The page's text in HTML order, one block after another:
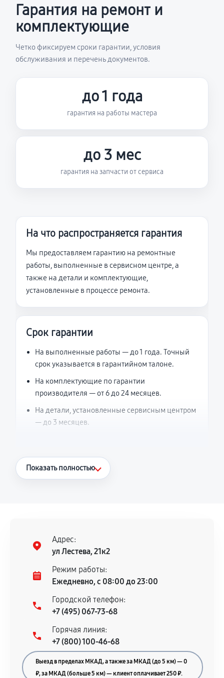
Гарантия на ремонт и
комплектующие
Четко фиксируем сроки гарантии, условия
обслуживания и перечень документов.
до 1 года
гарантия на работы мастера
до 3 мес
гарантия на запчасти от сервиса
На что распространяется гарантия
Мы предоставляем гарантию на ремонтные
работы, выполненные в сервисном центре, а
также на детали и комплектующие,
установленные в процессе ремонта.
Срок гарантии
На выполненные работы — до 1 года. Точный
срок указывается в гарантийном талоне.
На комплектующие по гарантии
производителя — от 6 до 24 месяцев.
На детали, установленные сервисным центром
— до 3 месяцев.
Что считается гарантийным случаем
нормальной эксплуатации в течение
гарантийного срока.
Несоответствие комплектующей заявленным
техническим характеристикам.
Документы для подтверждения
гарантии
Гарантийный талон.
Акт выполненных работ с датой, перечнем
Показать полностью
Адрес:
ул Лестева, 21к2
Режим работы:
Ежедневно, с 08:00 до 23:00
Городской телефон:
+7 (495) 067-73-68
Горячая линия:
+7 (800) 100-46-68
Выезд в пределах МКАД, а также за МКАД (до 5 км) — 0
₽, за МКАД (больше 5 км) — клиент оплачивает 250 ₽.